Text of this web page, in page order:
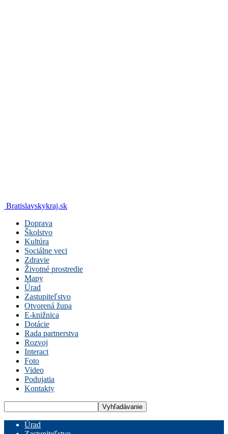
Bratislavskykraj.sk
Doprava
Školstvo
Kultúra
Sociálne veci
Zdravie
Životné prostredie
Mapy
Úrad
Zastupiteľstvo
Otvorená župa
E-knižnica
Dotácie
Rada partnerstva
Rozvoj
Interact
Foto
Video
Podujatia
Kontakty
Úrad